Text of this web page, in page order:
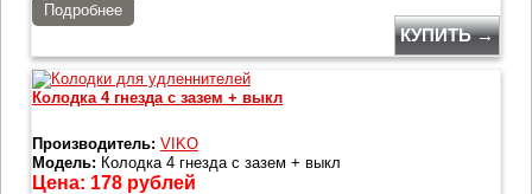
Подробнее
КУПИТЬ →
Колодка 4 гнезда с зазем + выкл
Производитель: VIKO
Модель: Колодка 4 гнезда с зазем + выкл
Цена: 178 рублей